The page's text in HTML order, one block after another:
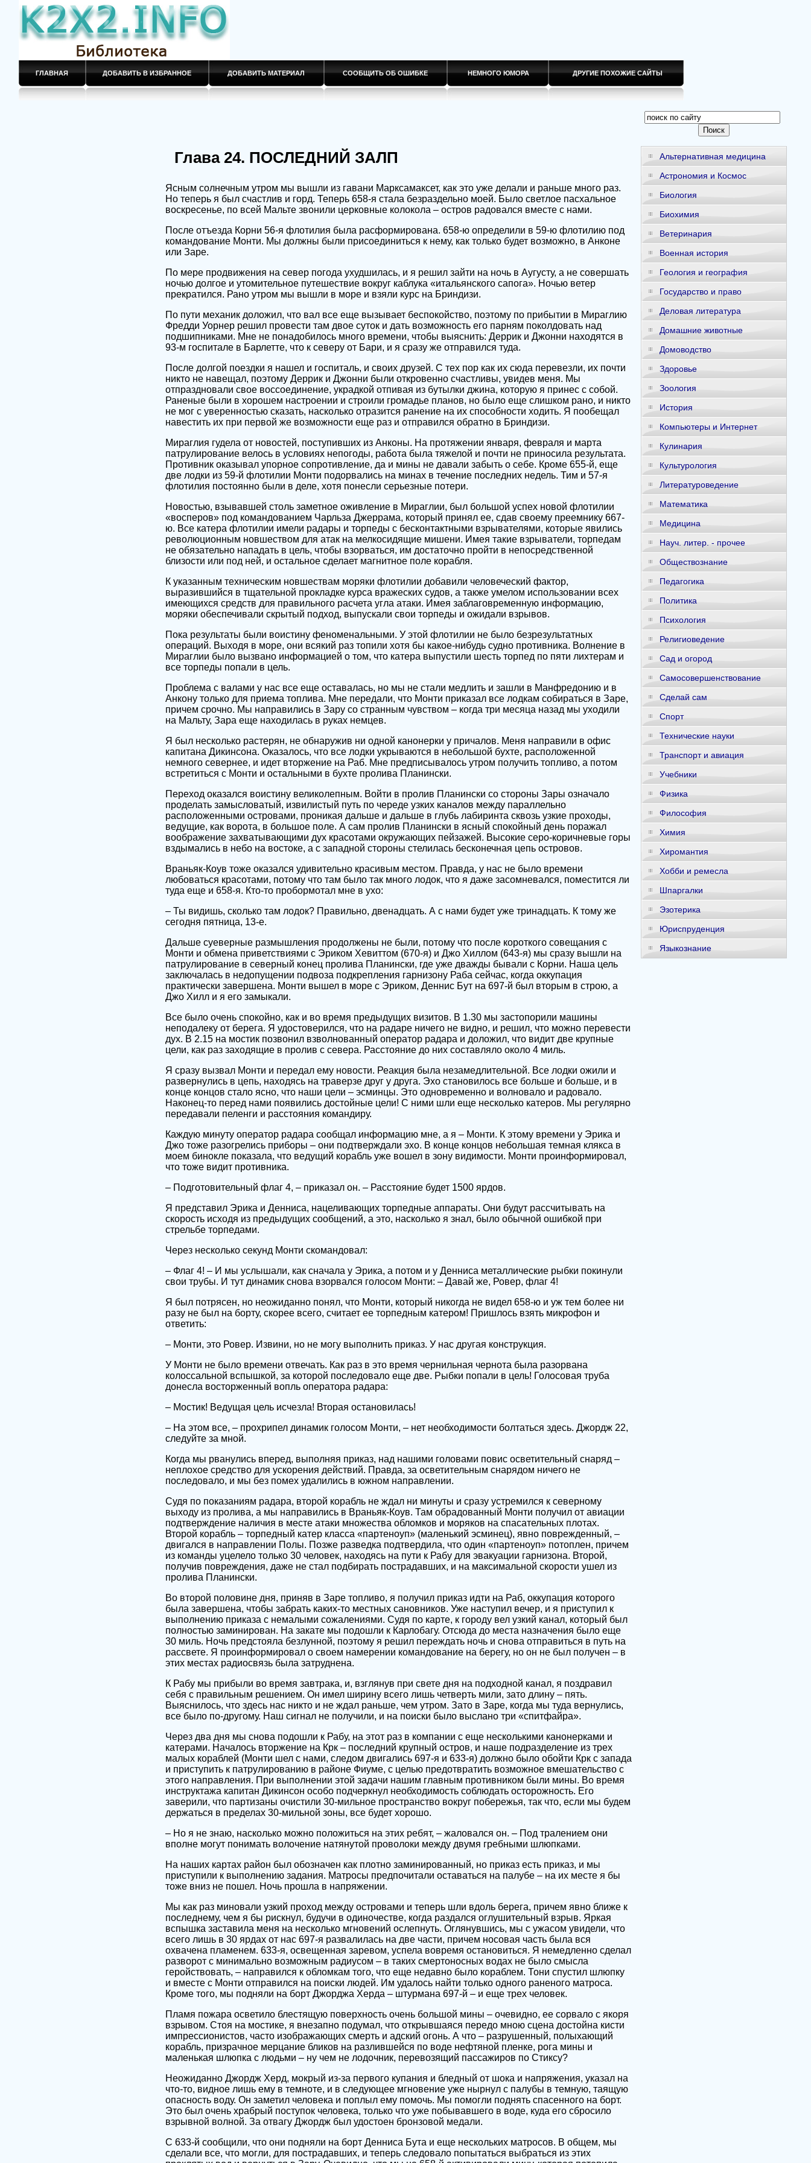
ГЛАВНАЯ ДОБАВИТЬ В ИЗБРАННОЕ ДОБАВИТЬ МАТЕРИАЛ СООБЩИТЬ ОБ ОШИБКЕ НЕМНОГО ЮМОРА ДРУГИЕ ПОХОЖИЕ САЙТЫ
Глава 24. ПОСЛЕДНИЙ ЗАЛП
Ясным солнечным утром мы вышли из гавани Марксамаксет, как это уже делали и раньше много раз.
Но теперь я был счастлив и горд. Теперь 658-я стала безраздельно моей. Было светлое пасхальное
воскресенье, по всей Мальте звонили церковные колокола – остров радовался вместе с нами.
После отъезда Корни 56-я флотилия была расформирована. 658-ю определили в 59-ю флотилию под
командование Монти. Мы должны были присоединиться к нему, как только будет возможно, в Анконе
или Заре.
По мере продвижения на север погода ухудшилась, и я решил зайти на ночь в Аугусту, а не совершать
ночью долгое и утомительное путешествие вокруг каблука «итальянского сапога». Ночью ветер
прекратился. Рано утром мы вышли в море и взяли курс на Бриндизи.
По пути механик доложил, что вал все еще вызывает беспокойство, поэтому по прибытии в Мираглию
Фредди Уорнер решил провести там двое суток и дать возможность его парням поколдовать над
подшипниками. Мне не понадобилось много времени, чтобы выяснить: Деррик и Джонни находятся в
93-м госпитале в Барлетте, что к северу от Бари, и я сразу же отправился туда.
После долгой поездки я нашел и госпиталь, и своих друзей. С тех пор как их сюда перевезли, их почти
никто не навещал, поэтому Деррик и Джонни были откровенно счастливы, увидев меня. Мы
отпраздновали свое воссоединение, украдкой отпивая из бутылки джина, которую я принес с собой.
Раненые были в хорошем настроении и строили громадье планов, но было еще слишком рано, и никто
не мог с уверенностью сказать, насколько отразится ранение на их способности ходить. Я пообещал
навестить их при первой же возможности еще раз и отправился обратно в Бриндизи.
Мираглия гудела от новостей, поступивших из Анконы. На протяжении января, февраля и марта
патрулирование велось в условиях непогоды, работа была тяжелой и почти не приносила результата.
Противник оказывал упорное сопротивление, да и мины не давали забыть о себе. Кроме 655-й, еще
две лодки из 59-й флотилии Монти подорвались на минах в течение последних недель. Тим и 57-я
флотилия постоянно были в деле, хотя понесли серьезные потери.
Новостью, взывавшей столь заметное оживление в Мираглии, был большой успех новой флотилии
«восперов» под командованием Чарльза Джеррама, который принял ее, сдав своему преемнику 667-
ю. Все катера флотилии имели радары и торпеды с бесконтактными взрывателями, которые явились
революционным новшеством для атак на мелкосидящие мишени. Имея такие взрыватели, торпедам
не обязательно нападать в цель, чтобы взорваться, им достаточно пройти в непосредственной
близости или под ней, и остальное сделает магнитное поле корабля.
К указанным техническим новшествам моряки флотилии добавили человеческий фактор,
выразившийся в тщательной прокладке курса вражеских судов, а также умелом использовании всех
имеющихся средств для правильного расчета угла атаки. Имея заблаговременную информацию,
моряки обеспечивали скрытый подход, выпускали свои торпеды и ожидали взрывов.
Пока результаты были воистину феноменальными. У этой флотилии не было безрезультатных
операций. Выходя в море, они всякий раз топили хотя бы какое-нибудь судно противника. Волнение в
Мираглии было вызвано информацией о том, что катера выпустили шесть торпед по пяти лихтерам и
все торпеды попали в цель.
Проблема с валами у нас все еще оставалась, но мы не стали медлить и зашли в Манфредонию и в
Анкону только для приема топлива. Мне передали, что Монти приказал все лодкам собираться в Заре,
причем срочно. Мы направились в Зару со странным чувством – когда три месяца назад мы уходили
на Мальту, Зара еще находилась в руках немцев.
Я был несколько растерян, не обнаружив ни одной канонерки у причалов. Меня направили в офис
капитана Дикинсона. Оказалось, что все лодки укрываются в небольшой бухте, расположенной
немного севернее, и идет вторжение на Раб. Мне предписывалось утром получить топливо, а потом
встретиться с Монти и остальными в бухте пролива Планински.
Переход оказался воистину великолепным. Войти в пролив Планински со стороны Зары означало
проделать замысловатый, извилистый путь по череде узких каналов между параллельно
расположенными островами, проникая дальше и дальше в глубь лабиринта сквозь узкие проходы,
ведущие, как ворота, в большое поле. А сам пролив Планински в ясный спокойный день поражал
воображение захватывающими дух красотами окружающих пейзажей. Высокие серо-коричневые горы
вздымались в небо на востоке, а с западной стороны стелилась бесконечная цепь островов.
Враньяк-Коув тоже оказался удивительно красивым местом. Правда, у нас не было времени
любоваться красотами, потому что там было так много лодок, что я даже засомневался, поместится ли
туда еще и 658-я. Кто-то пробормотал мне в ухо:
– Ты видишь, сколько там лодок? Правильно, двенадцать. А с нами будет уже тринадцать. К тому же
сегодня пятница, 13-е.
Дальше суеверные размышления продолжены не были, потому что после короткого совещания с
Монти и обмена приветствиями с Эриком Хевиттом (670-я) и Джо Хиллом (643-я) мы сразу вышли на
патрулирование в северный конец пролива Планински, где уже дважды бывали с Корни. Наша цель
заключалась в недопущении подвоза подкрепления гарнизону Раба сейчас, когда оккупация
практически завершена. Монти вышел в море с Эриком, Деннис Бут на 697-й был вторым в строю, а
Джо Хилл и я его замыкали.
Все было очень спокойно, как и во время предыдущих визитов. В 1.30 мы застопорили машины
неподалеку от берега. Я удостоверился, что на радаре ничего не видно, и решил, что можно перевести
дух. В 2.15 на мостик позвонил взволнованный оператор радара и доложил, что видит две крупные
цели, как раз заходящие в пролив с севера. Расстояние до них составляло около 4 миль.
Я сразу вызвал Монти и передал ему новости. Реакция была незамедлительной. Все лодки ожили и
развернулись в цепь, находясь на траверзе друг у друга. Эхо становилось все больше и больше, и в
конце концов стало ясно, что наши цели – эсминцы. Это одновременно и волновало и радовало.
Наконец-то перед нами появились достойные цели! С ними шли еще несколько катеров. Мы регулярно
передавали пеленги и расстояния командиру.
Каждую минуту оператор радара сообщал информацию мне, а я – Монти. К этому времени у Эрика и
Джо тоже разогрелись приборы – они подтверждали эхо. В конце концов небольшая темная клякса в
моем бинокле показала, что ведущий корабль уже вошел в зону видимости. Монти проинформировал,
что тоже видит противника.
– Подготовительный флаг 4, – приказал он. – Расстояние будет 1500 ярдов.
Я представил Эрика и Денниса, нацеливающих торпедные аппараты. Они будут рассчитывать на
скорость исходя из предыдущих сообщений, а это, насколько я знал, было обычной ошибкой при
стрельбе торпедами.
Через несколько секунд Монти скомандовал:
– Флаг 4! – И мы услышали, как сначала у Эрика, а потом и у Денниса металлические рыбки покинули
свои трубы. И тут динамик снова взорвался голосом Монти: – Давай же, Ровер, флаг 4!
Я был потрясен, но неожиданно понял, что Монти, который никогда не видел 658-ю и уж тем более ни
разу не был на борту, скорее всего, считает ее торпедным катером! Пришлось взять микрофон и
ответить:
– Монти, это Ровер. Извини, но не могу выполнить приказ. У нас другая конструкция.
У Монти не было времени отвечать. Как раз в это время чернильная чернота была разорвана
колоссальной вспышкой, за которой последовало еще две. Рыбки попали в цель! Голосовая труба
донесла восторженный вопль оператора радара:
– Мостик! Ведущая цель исчезла! Вторая остановилась!
– На этом все, – прохрипел динамик голосом Монти, – нет необходимости болтаться здесь. Джордж 22,
следуйте за мной.
Когда мы рванулись вперед, выполняя приказ, над нашими головами повис осветительный снаряд –
неплохое средство для ускорения действий. Правда, за осветительным снарядом ничего не
последовало, и мы без помех удалились в южном направлении.
Судя по показаниям радара, второй корабль не ждал ни минуты и сразу устремился к северному
выходу из пролива, а мы направились в Враньяк-Коув. Там обрадованный Монти получил от авиации
подтверждение наличия в месте атаки множества обломков и моряков на спасательных плотах.
Второй корабль – торпедный катер класса «партеноуп» (маленький эсминец), явно поврежденный, –
двигался в направлении Полы. Позже разведка подтвердила, что один «партеноуп» потоплен, причем
из команды уцелело только 30 человек, находясь на пути к Рабу для эвакуации гарнизона. Второй,
получив повреждения, даже не стал подбирать пострадавших, и на максимальной скорости ушел из
пролива Планински.
Во второй половине дня, приняв в Заре топливо, я получил приказ идти на Раб, оккупация которого
была завершена, чтобы забрать каких-то местных сановников. Уже наступил вечер, и я приступил к
выполнению приказа с немалыми сожалениями. Судя по карте, к городу вел узкий канал, который был
полностью заминирован. На закате мы подошли к Карлобагу. Отсюда до места назначения было еще
30 миль. Ночь предстояла безлунной, поэтому я решил переждать ночь и снова отправиться в путь на
рассвете. Я проинформировал о своем намерении командование на берегу, но он не был получен – в
этих местах радиосвязь была затруднена.
К Рабу мы прибыли во время завтрака, и, взглянув при свете дня на подходной канал, я поздравил
себя с правильным решением. Он имел ширину всего лишь четверть мили, зато длину – пять.
Выяснилось, что здесь нас никто и не ждал раньше, чем утром. Зато в Заре, когда мы туда вернулись,
все было по-другому. Наш сигнал не получили, и на поиски было выслано три «спитфайра».
Через два дня мы снова подошли к Рабу, на этот раз в компании с еще несколькими канонерками и
катерами. Началось вторжение на Крк – последний крупный остров, и наше подразделение из трех
малых кораблей (Монти шел с нами, следом двигались 697-я и 633-я) должно было обойти Крк с запада
и приступить к патрулированию в районе Фиуме, с целью предотвратить возможное вмешательство с
этого направления. При выполнении этой задачи нашим главным противником были мины. Во время
инструктажа капитан Дикинсон особо подчеркнул необходимость соблюдать осторожность. Его
заверили, что партизаны очистили 30-мильное пространство вокруг побережья, так что, если мы будем
держаться в пределах 30-мильной зоны, все будет хорошо.
– Но я не знаю, насколько можно положиться на этих ребят, – жаловался он. – Под тралением они
вполне могут понимать волочение натянутой проволоки между двумя гребными шлюпками.
На наших картах район был обозначен как плотно заминированный, но приказ есть приказ, и мы
приступили к выполнению задания. Матросы предпочитали оставаться на палубе – на их месте я бы
тоже вниз не пошел. Ночь прошла в напряжении.
Мы как раз миновали узкий проход между островами и теперь шли вдоль берега, причем явно ближе к
последнему, чем я бы рискнул, будучи в одиночестве, когда раздался оглушительный взрыв. Яркая
вспышка заставила меня на несколько мгновений ослепнуть. Оглянувшись, мы с ужасом увидели, что
всего лишь в 30 ярдах от нас 697-я развалилась на две части, причем носовая часть была вся
охвачена пламенем. 633-я, освещенная заревом, успела вовремя остановиться. Я немедленно сделал
разворот с минимально возможным радиусом – в таких смертоносных водах не было смысла
геройствовать, – направился к обломкам того, что еще недавно было кораблем. Тони спустил шлюпку
и вместе с Монти отправился на поиски людей. Им удалось найти только одного раненого матроса.
Кроме того, мы подняли на борт Джорджа Херда – штурмана 697-й – и еще трех человек.
Пламя пожара осветило блестящую поверхность очень большой мины – очевидно, ее сорвало с якоря
взрывом. Стоя на мостике, я внезапно подумал, что открывшаяся передо мною сцена достойна кисти
импрессионистов, часто изображающих смерть и адский огонь. А что – разрушенный, полыхающий
корабль, призрачное мерцание бликов на разлившейся по воде нефтяной пленке, рога мины и
маленькая шлюпка с людьми – ну чем не лодочник, перевозящий пассажиров по Стиксу?
Неожиданно Джордж Херд, мокрый из-за первого купания и бледный от шока и напряжения, указал на
что-то, видное лишь ему в темноте, и в следующее мгновение уже нырнул с палубы в темную, таящую
опасность воду. Он заметил человека и поплыл ему помочь. Мы помогли поднять спасенного на борт.
Это был очень храбрый поступок человека, только что уже побывавшего в воде, куда его сбросило
взрывной волной. За отвагу Джордж был удостоен бронзовой медали.
С 633-й сообщили, что они подняли на борт Денниса Бута и еще нескольких матросов. В общем, мы
сделали все, что могли, для пострадавших, и теперь следовало попытаться выбраться из этих
Альтернативная медицина
Астрономия и Космос
Биология
Биохимия
Ветеринария
Военная история
Геология и география
Государство и право
Деловая литература
Домашние животные
Домоводство
Здоровье
Зоология
История
Компьютеры и Интернет
Кулинария
Культурология
Литературоведение
Математика
Медицина
Науч. литер. - прочее
Обществознание
Педагогика
Политика
Психология
Религиоведение
Сад и огород
Самосовершенствование
Сделай сам
Спорт
Технические науки
Транспорт и авиация
Учебники
Физика
Философия
Химия
Хиромантия
Хобби и ремесла
Шпаргалки
Эзотерика
Юриспруденция
Языкознание